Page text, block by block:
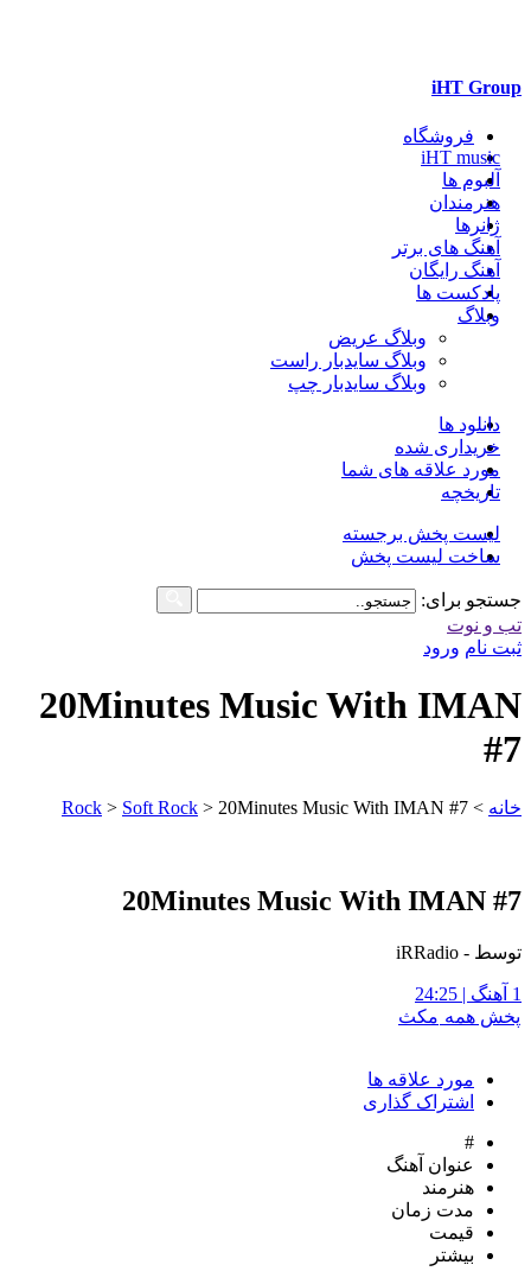
iHT Group
فروشگاه
iHT music
آلبوم ها
هنرمندان
ژانرها
آهنگ های برتر
آهنگ رایگان
پادکست ها
وبلاگ
وبلاگ عریض
وبلاگ سایدبار راست
وبلاگ سایدبار چپ
دانلود ها
خریداری شده
مورد علاقه های شما
تاریخچه
لیست پخش برجسته
ساخت لیست پخش
جستجو برای:
تب و نوت
ثبت نام ورود
20Minutes Music With IMAN
#7
خانه >
Rock > Soft Rock > 20Minutes Music With IMAN #7
20Minutes Music With IMAN #7
توسط - iRRadio
1 آهنگ | 24:25
پخش همه مکث
مورد علاقه ها
اشتراک گذاری
#
عنوان آهنگ
هنرمند
مدت زمان
قیمت
بیشتر